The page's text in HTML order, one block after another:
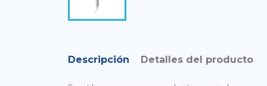
Descripción Detalles del producto